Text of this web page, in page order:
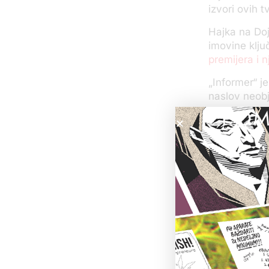
izvori ovih
Hajka na
imovine
premijera i
„Informer“
naslov